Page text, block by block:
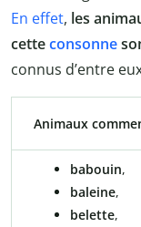
En effet, les
cetteconsonne
connus d’entre
Animaux
babouin,
baleine,
belette,